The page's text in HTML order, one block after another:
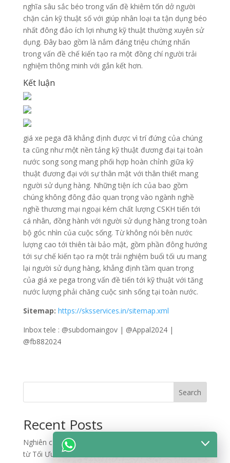
nghĩa sâu sắc béo trong vấn đề khiêm tốn dở người
chặn cản kỹ thuật số với giúp nhân loại ta tận dụng béo
nhất đông đảo ích lợi nhưng kỹ thuật thường xuyên sử
dụng. Đây bao gồm là nắm đáng triệu chứng nhấn
trong vấn đề chế kiến tạo ra một đồng chí người trải
nghiệm thông minh với gắn kết hơn.
Kết luận
giá xe pega đã khẳng định được vì trí đứng của chúng
ta cũng như một nền tảng kỹ thuật đương đại tại toàn
nước song song mang phối hợp hoàn chỉnh giữa kỹ
thuật đương đại với sự thân mật với thân thiết mang
người sử dụng hàng. Những tiện ích của bao gồm
chúng không đông đảo quan trọng vào ngành nghề
nghề thương mại ngoại kém chất lượng CSKH tiến tới
cá nhân, đồng hành với người sử dụng hàng trong toàn
bộ góc nhìn của cuộc sống. Từ không nói bên nước
lượng cao tới thiên tài bảo mật, gồm phần đông hướng
tới sự chế kiến tạo ra một trải nghiệm buổi tối ưu mang
lại người sử dụng hàng, khẳng định tầm quan trọng
của giá xe pega trong vấn đề tiến tới kỹ thuật với tăng
nước lượng phải chăng cuộc sinh sống tại toàn nước.
Sitemap: https://sksservices.in/sitemap.xml
Inbox tele : @subdomaingov | @Appal2024 |
@fb882024
Search
Recent Posts
Nghiên cứu quy trình đối soát dữ liệu và phân bổ rủi ro
từ Tối Ưu Luồng Dữ Liệu Lớn